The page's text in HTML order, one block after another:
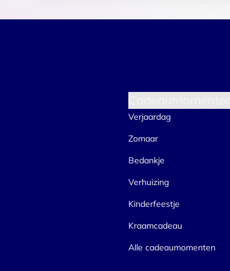
Verjaardag
Zomaar
Bedankje
Verhuizing
Kinderfeestje
Kraamcadeau
Alle cadeaumomenten